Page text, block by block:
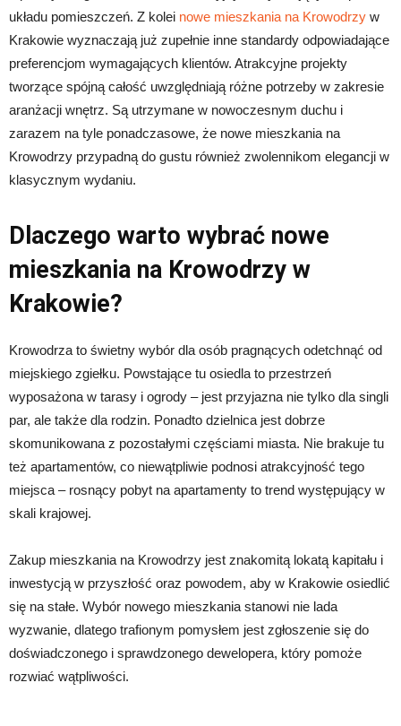
układu pomieszczeń. Z kolei nowe mieszkania na Krowodrzy w
Krakowie wyznaczają już zupełnie inne standardy odpowiadające
preferencjom wymagających klientów. Atrakcyjne projekty
tworzące spójną całość uwzględniają różne potrzeby w zakresie
aranżacji wnętrz. Są utrzymane w nowoczesnym duchu i
zarazem na tyle ponadczasowe, że nowe mieszkania na
Krowodrzy przypadną do gustu również zwolennikom elegancji w
klasycznym wydaniu.
Dlaczego warto wybrać nowe
mieszkania na Krowodrzy w
Krakowie?
Krowodrza to świetny wybór dla osób pragnących odetchnąć od
miejskiego zgiełku. Powstające tu osiedla to przestrzeń
wyposażona w tarasy i ogrody – jest przyjazna nie tylko dla singli
par, ale także dla rodzin. Ponadto dzielnica jest dobrze
skomunikowana z pozostałymi częściami miasta. Nie brakuje tu
też apartamentów, co niewątpliwie podnosi atrakcyjność tego
miejsca – rosnący pobyt na apartamenty to trend występujący w
skali krajowej.
Zakup mieszkania na Krowodrzy jest znakomitą lokatą kapitału i
inwestycją w przyszłość oraz powodem, aby w Krakowie osiedlić
się na stałe. Wybór nowego mieszkania stanowi nie lada
wyzwanie, dlatego trafionym pomysłem jest zgłoszenie się do
doświadczonego i sprawdzonego dewelopera, który pomoże
rozwiać wątpliwości.